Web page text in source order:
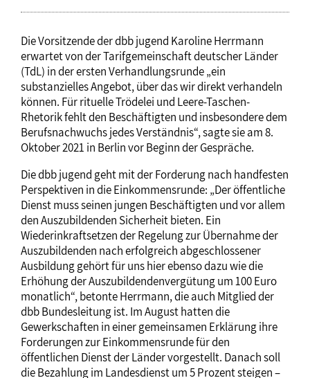
Die Vorsitzende der dbb jugend Karoline Herrmann
erwartet von der Tarifgemeinschaft deutscher Länder
(TdL) in der ersten Verhandlungsrunde „ein
substanzielles Angebot, über das wir direkt verhandeln
können. Für rituelle Trödelei und Leere-Taschen-
Rhetorik fehlt den Beschäftigten und insbesondere dem
Berufsnachwuchs jedes Verständnis“, sagte sie am 8.
Oktober 2021 in Berlin vor Beginn der Gespräche.
Die dbb jugend geht mit der Forderung nach handfesten
Perspektiven in die Einkommensrunde: „Der öffentliche
Dienst muss seinen jungen Beschäftigten und vor allem
den Auszubildenden Sicherheit bieten. Ein
Wiederinkraftsetzen der Regelung zur Übernahme der
Auszubildenden nach erfolgreich abgeschlossener
Ausbildung gehört für uns hier ebenso dazu wie die
Erhöhung der Auszubildendenvergütung um 100 Euro
monatlich“, betonte Herrmann, die auch Mitglied der
dbb Bundesleitung ist. Im August hatten die
Gewerkschaften in einer gemeinsamen Erklärung ihre
Forderungen zur Einkommensrunde für den
öffentlichen Dienst der Länder vorgestellt. Danach soll
die Bezahlung im Landesdienst um 5 Prozent steigen –